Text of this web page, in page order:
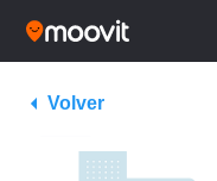
Volver